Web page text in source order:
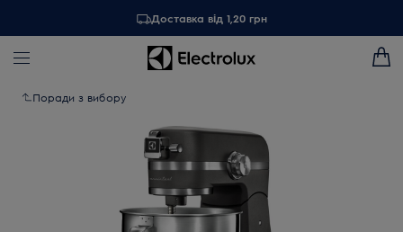
Доставка від 1,20 грн
Поради з вибору